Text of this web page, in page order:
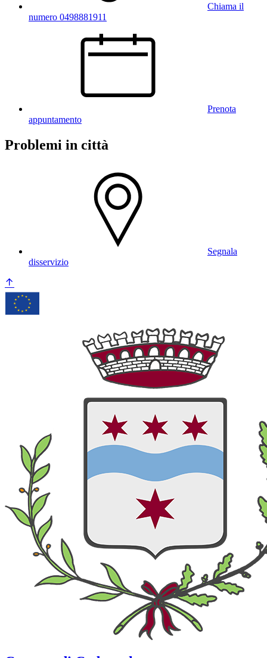
Chiama il
numero 0498881911
Prenota
appuntamento
Problemi in città
Segnala
disservizio